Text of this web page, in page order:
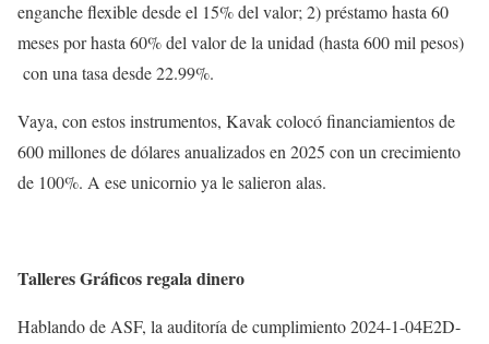
enganche flexible desde el 15% del valor; 2) préstamo hasta 60
meses por hasta 60% del valor de la unidad (hasta 600 mil pesos)
con una tasa desde 22.99%.
Vaya, con estos instrumentos, Kavak colocó financiamientos de
600 millones de dólares anualizados en 2025 con un crecimiento
de 100%. A ese unicornio ya le salieron alas.
Talleres Gráficos regala dinero
Hablando de ASF, la auditoría de cumplimiento 2024-1-04E2D-